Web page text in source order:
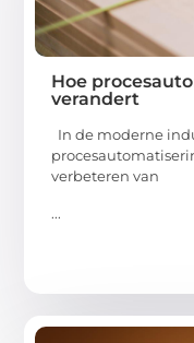
Hoe
verandert
In de moderne
verbeteren van
...